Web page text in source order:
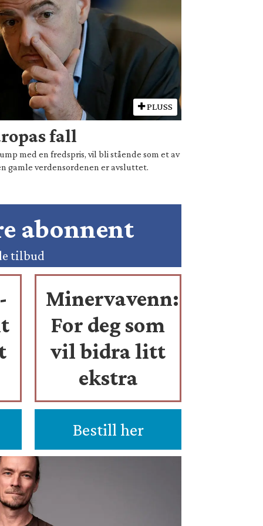
PLUSS
fall
med en fredspris, vil bli stående som et av
gamle verdensordenen er avsluttet.
abonnent
tilbud
Minervavenn:
For deg som
vil bidra litt
ekstra
Bestill her